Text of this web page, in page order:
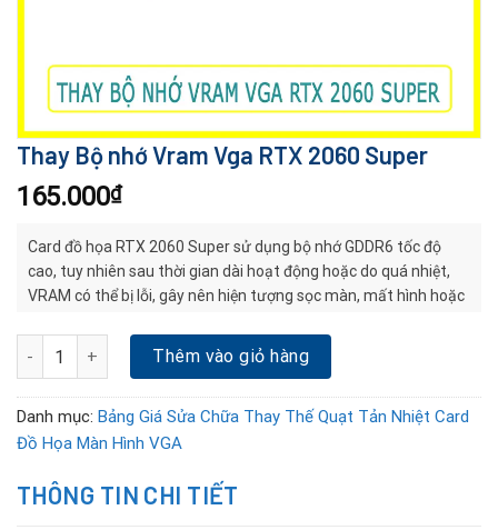
Thay Bộ nhớ Vram Vga RTX 2060 Super
165.000₫
Card đồ họa RTX 2060 Super sử dụng bộ nhớ GDDR6 tốc độ
cao, tuy nhiên sau thời gian dài hoạt động hoặc do quá nhiệt,
VRAM có thể bị lỗi, gây nên hiện tượng sọc màn, mất hình hoặc
RTX 2060 Super giúp khắc phục triệt để lỗi phần cứng này, phục
hồi card như mới.
Thay Bộ nhớ Vram Vga RTX 2060 Super số lượng
Thêm vào giỏ hàng
Danh mục: Bảng Giá Sửa Chữa Thay Thế Quạt Tản Nhiệt Card
Đồ Họa Màn Hình VGA
THÔNG TIN CHI TIẾT